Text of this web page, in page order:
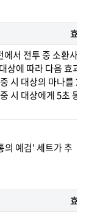
효과
에서 전투 중 소환사
상에 따라 다음 효과
시 대상의 마나를 2
시 대상에게 5초 동
의 예검' 세트가 추
효과